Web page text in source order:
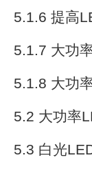
5.1.6 提高
5.1.7 大功
5.1.8 大功
5.2 大功率
5.3 白光